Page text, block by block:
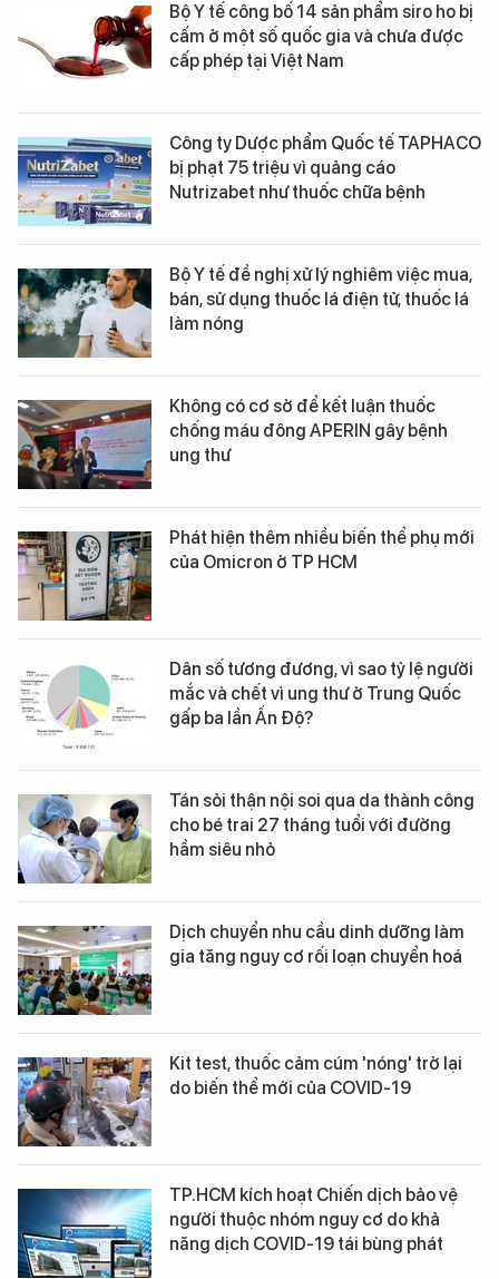
Bộ Y tế công bố 14 sản phẩm siro ho bị
cấm ở một số quốc gia và chưa được
cấp phép tại Việt Nam
Công ty Dược phẩm Quốc tế TAPHACO
bị phạt 75 triệu vì quảng cáo
Nutrizabet như thuốc chữa bệnh
Bộ Y tế đề nghị xử lý nghiêm việc mua,
bán, sử dụng thuốc lá điện tử, thuốc lá
làm nóng
Không có cơ sở để kết luận thuốc
chống máu đông APERIN gây bệnh
ung thư
Phát hiện thêm nhiều biến thể phụ mới
của Omicron ở TP HCM
Dân số tương đương, vì sao tỷ lệ người
mắc và chết vì ung thư ở Trung Quốc
gấp ba lần Ấn Độ?
Tán sỏi thận nội soi qua da thành công
cho bé trai 27 tháng tuổi với đường
hầm siêu nhỏ
Dịch chuyển nhu cầu dinh dưỡng làm
gia tăng nguy cơ rối loạn chuyển hoá
Kit test, thuốc cảm cúm 'nóng' trở lại
do biến thể mới của COVID-19
TP.HCM kích hoạt Chiến dịch bảo vệ
người thuộc nhóm nguy cơ do khả
năng dịch COVID-19 tái bùng phát